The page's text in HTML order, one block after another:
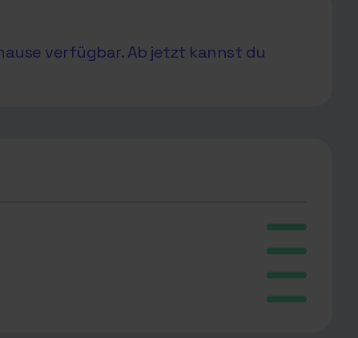
verfügbar. Ab jetzt kannst du